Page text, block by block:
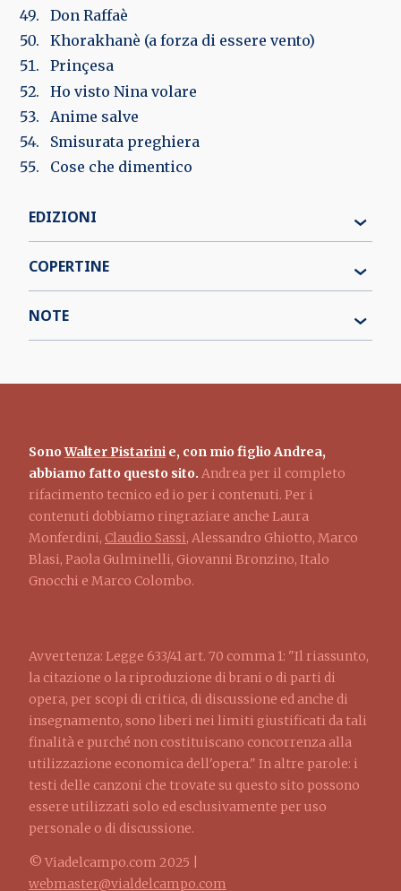
Don Raffaè
Khorakhanè (a forza di essere vento)
Prinçesa
Ho visto Nina volare
Anime salve
Smisurata preghiera
Cose che dimentico
EDIZIONI
COPERTINE
NOTE
SonoWalter Pistarini e, con mio figlio Andrea,
abbiamo fatto questo sito. Andrea per il completo
rifacimento tecnico ed io per i contenuti. Per i
contenuti dobbiamo ringraziare anche Laura
Monferdini, Claudio Sassi, Alessandro Ghiotto, Marco
Blasi, Paola Gulminelli, Giovanni Bronzino, Italo
Gnocchi e Marco Colombo.
Avvertenza: Legge 633/41 art. 70 comma 1: "Il riassunto,
la citazione o la riproduzione di brani o di parti di
opera, per scopi di critica, di discussione ed anche di
insegnamento, sono liberi nei limiti giustificati da tali
finalità e purché non costituiscano concorrenza alla
utilizzazione economica dell'opera." In altre parole: i
testi delle canzoni che trovate su questo sito possono
essere utilizzati solo ed esclusivamente per uso
personale o di discussione.
© Viadelcampo.com 2025 |
webmaster@vialdelcampo.com